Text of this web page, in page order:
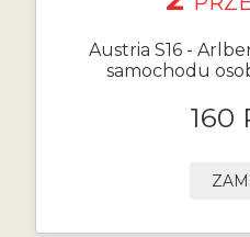
Austria S16 -
samochodu
160